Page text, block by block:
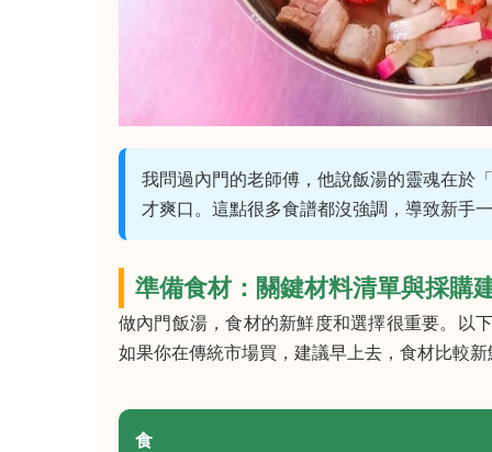
我問過內門的老師傅，他說飯湯的靈魂在於
才爽口。這點很多食譜都沒強調，導致新手
準備食材：關鍵材料清單與採購
做內門飯湯，食材的新鮮度和選擇很重要。以
如果你在傳統市場買，建議早上去，食材比較新
食